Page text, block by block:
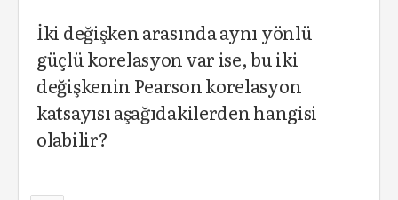
İki değişken arasında aynı yönlü
güçlü korelasyon var ise, bu iki
değişkenin Pearson korelasyon
katsayısı aşağıdakilerden hangisi
olabilir?